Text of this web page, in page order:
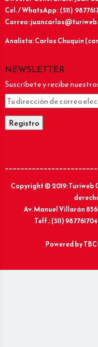
Cel. / WhatsApp: (511)
Correo:
Analista: Carlos Chuquín
NEWSLETTER
Suscríbete y recibe
Copyright © 2019: Turiweb
Av. Manuel Villarán
Telf.: (511)
Powered by